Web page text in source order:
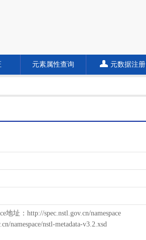
元素属性查询 元数据注册
址：http://spec.nstl.gov.cn/namespace
namespace/nstl-metadata-v3.2.xsd